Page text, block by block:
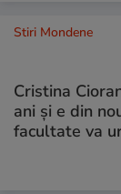
Stiri Mondene
Cristina
ani și e din
facultate va